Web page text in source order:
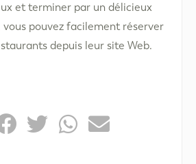
et terminer par un délicieux
vous pouvez facilement réserver
depuis leur site Web.